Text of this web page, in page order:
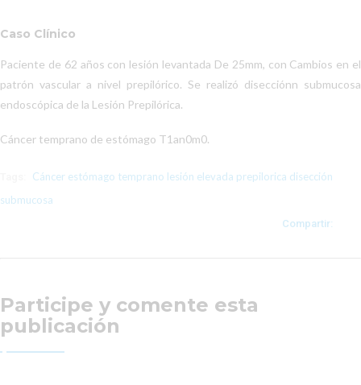
Caso Clínico
Paciente de 62 años con lesión levantada De 25mm, con Cambios en el
patrón vascular a nivel prepilórico. Se realizó disecciónn submucosa
endoscópica de la Lesión Prepilórica.
Cáncer temprano de estómago T1an0m0.
Cáncer estómago temprano lesión elevada prepilorica disección
submucosa
Compartir:
Participe y comente esta
publicación